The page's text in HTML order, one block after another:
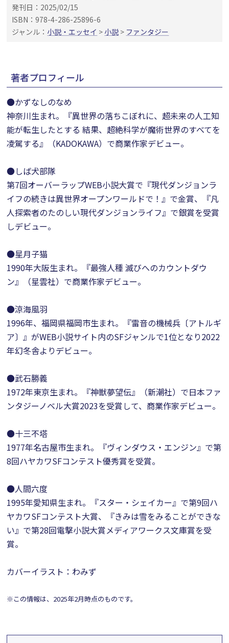
発刊日：2025/02/15
ISBN：978-4-286-25896-6
ジャンル： 小説・エッセイ > 小説 > ファンタジー
著者プロフィール
●かずなしのなめ
神奈川生まれ。『異世界の落ちこぼれに、超未来の人工知
能が転生したとする 結果、超絶科学が魔術世界のすべてを
凌駕する』（KADOKAWA）で商業作家デビュー。
●しば犬部隊
第7回オーバーラップWEB小説大賞で『現代ダンジョンラ
イフの続きは異世界オープンワールドで！』で金賞、『凡
人探索者のたのしい現代ダンジョンライフ』で銀賞を受賞
しデビュー。
●星月子猫
1990年大阪生まれ。『最強人種 滅びへのカウントダウ
ン』（星雲社）で商業作家デビュー。
●涼海風羽
1996年、福岡県福岡市生まれ。『雷音の機械兵〔アトルギ
ア〕』がWEB小説サイト内のSFジャンルで1位となり2022
年幻冬舎よりデビュー。
●武石勝義
1972年東京生まれ。『神獣夢望伝』（新潮社）で日本ファ
ンタジーノベル大賞2023を受賞して、商業作家デビュー。
●十三不塔
1977年名古屋市生まれ。『ヴィンダウス・エンジン』で第
8回ハヤカワSFコンテスト優秀賞を受賞。
●人間六度
1995年愛知県生まれ。『スター・シェイカー』で第9回ハ
ヤカワSFコンテスト大賞、『きみは雪をみることができな
い』で第28回電撃小説大賞メディアワークス文庫賞を受
賞。
カバーイラスト：わみず
※この情報は、2025年2月時点のものです。